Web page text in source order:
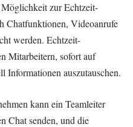
zur Echtzeit-
Chatfunktionen, Videoanrufe
werden. Echtzeit-
Mitarbeitern, sofort auf
Informationen auszutauschen.
kann ein Teamleiter
Chat senden, und die